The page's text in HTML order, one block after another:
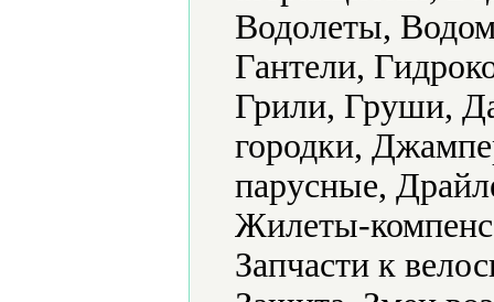
Водолеты,
Гантели,
Грили, Груши,
городки,
парусные,
Жилеты-
Запчасти к